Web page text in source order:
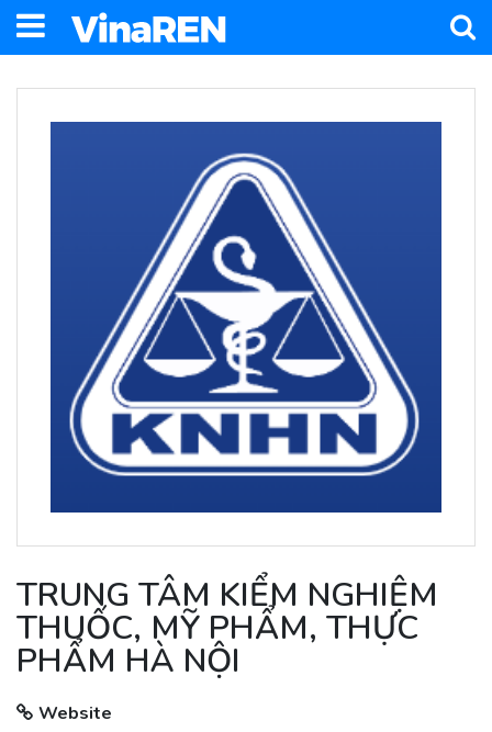
TRUNG TÂM KIỂM NGHIỆM
THUỐC, MỸ PHẨM, THỰC
PHẨM HÀ NỘI
Website